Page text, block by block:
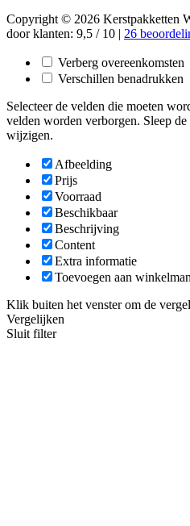
Copyright © 2026 Kerstpakketten
door klanten: 9,5 / 10 | 26
Verberg overeenkomsten
Verschillen benadrukken
Selecteer de velden die moeten
velden worden verborgen. Sleep
wijzigen.
Afbeelding
Prijs
Voorraad
Beschikbaar
Beschrijving
Content
Extra informatie
Toevoegen aan
Klik buiten het venster om de
Vergelijken
Sluit filter